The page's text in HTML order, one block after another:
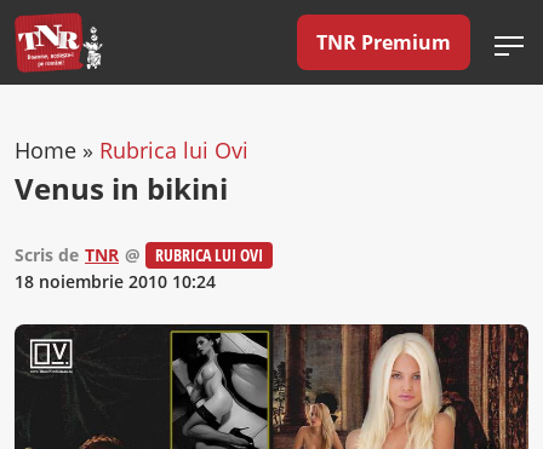
TNR Premium
Home » Rubrica lui Ovi
Venus in bikini
Scris de TNR @
RUBRICA LUI OVI
18 noiembrie 2010 10:24